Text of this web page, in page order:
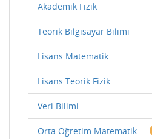
Akademik Fizik
Teorik Bilgisayar Bilimi
Lisans Matematik
Lisans Teorik Fizik
Veri Bilimi
Orta Öğretim Matematik